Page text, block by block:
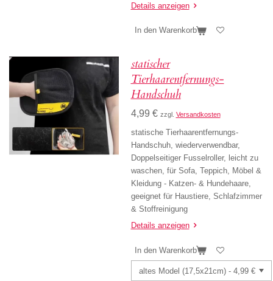
Details anzeigen
In den Warenkorb
statischer
Tierhaarentfernungs-
Handschuh
4,99 € zzgl. Versandkosten
statische Tierhaarentfernungs-
Handschuh, wiederverwendbar,
Doppelseitiger Fusselroller, leicht zu
waschen, für Sofa, Teppich, Möbel &
Kleidung - Katzen- & Hundehaare,
geeignet für Haustiere, Schlafzimmer
& Stoffreinigung
Details anzeigen
In den Warenkorb